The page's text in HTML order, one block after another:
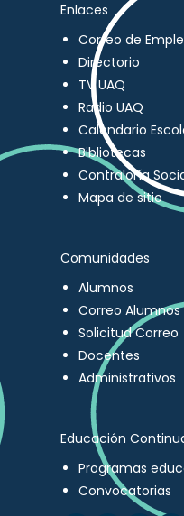
Enlaces
Correo de
Directorio
TV UAQ
Radio UAQ
Calendario
Bibliotecas
Contraloría
Mapa de sitio
Comunidades
Alumnos
Correo Alumnos
Solicitud Correo
Docentes
Administrativos
Educación
Programas
Convocatorias